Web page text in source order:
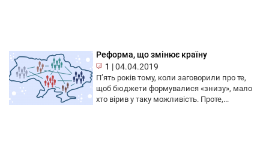
Реформа, що змінює країну
1 |04.04.2019
П’ять років тому, коли заговорили про те,
щоб бюджети формувалися «знизу», мало
хто вірив у таку можливість. Проте,...